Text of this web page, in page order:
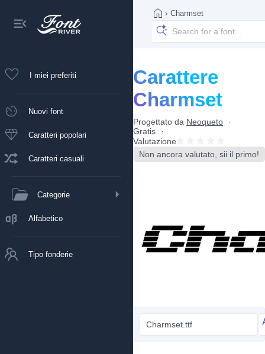
I miei preferiti
Nuovi font
Caratteri popolari
Caratteri casuali
Categorie
Alfabetico
Tipo fonderie
› Charmset
Carattere
Charmset
Progettato da Neoqueto
Gratis
Valutazione
Non ancora valutato, sii il primo!
Charmset.ttf